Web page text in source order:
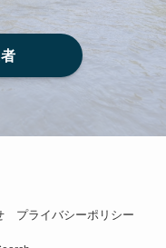
プライバシーポリシー